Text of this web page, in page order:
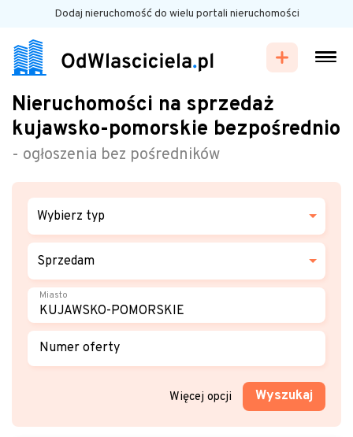
Dodaj nieruchomość do wielu portali nieruchomości
Nieruchomości na sprzedaż
kujawsko-pomorskie bezpośrednio
- ogłoszenia bez pośredników
Wybierz typ
Sprzedam
Miasto
Numer oferty
Więcej opcji Wyszukaj